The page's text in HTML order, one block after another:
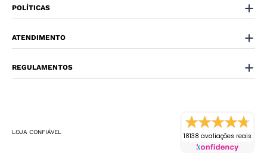
POLÍTICAS
ATENDIMENTO
REGULAMENTOS
LOJA CONFIÁVEL 18138 avaliações reais